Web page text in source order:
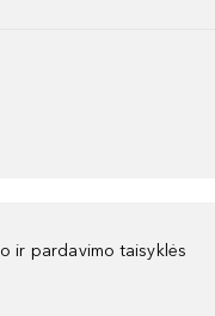
ir pardavimo taisyklės